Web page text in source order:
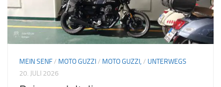
MEIN SENF/ MOTO GUZZI/ MOTO GUZZI,/ UNTERWEGS
20. JULI 2026